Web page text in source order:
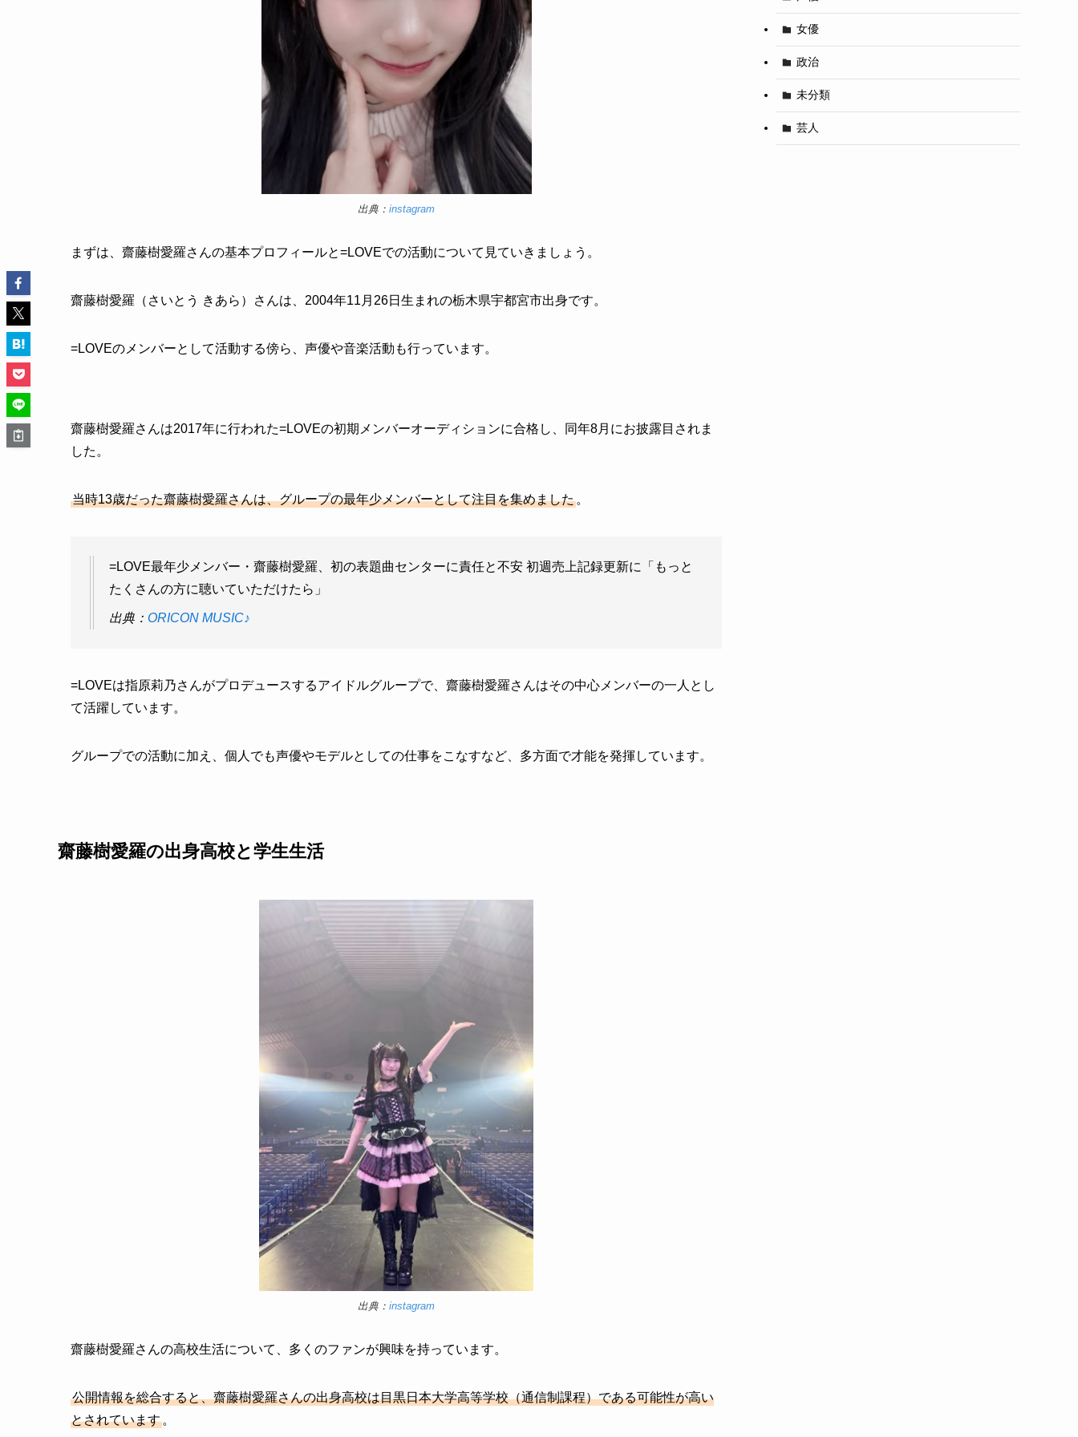
出典： instagram
まずは、齋藤樹愛羅さんの基本プロフィールと=LOVEでの活動について見ていきましょう。
齋藤樹愛羅（さいとう きあら）さんは、2004年11月26日生まれの栃木県宇都宮市出身です。
=LOVEのメンバーとして活動する傍ら、声優や音楽活動も行っています。
齋藤樹愛羅さんは2017年に行われた=LOVEの初期メンバーオーディションに合格し、同年8月にお披露目されま
した。
当時13歳だった齋藤樹愛羅さんは、グループの最年少メンバーとして注目を集めました 。
=LOVE最年少メンバー・齋藤樹愛羅、初の表題曲センターに責任と不安 初週売上記録更新に「もっと
たくさんの方に聴いていただけたら」
出典： ORICON MUSIC♪
=LOVEは指原莉乃さんがプロデュースするアイドルグループで、齋藤樹愛羅さんはその中心メンバーの一人とし
て活躍しています。
グループでの活動に加え、個人でも声優やモデルとしての仕事をこなすなど、多方面で才能を発揮しています。
齋藤樹愛羅の出身高校と学生生活
出典： instagram
齋藤樹愛羅さんの高校生活について、多くのファンが興味を持っています。
公開情報を総合すると、齋藤樹愛羅さんの出身高校は目黒日本大学高等学校（通信制課程）である可能性が高い
とされています 。
女優
政治
未分類
芸人